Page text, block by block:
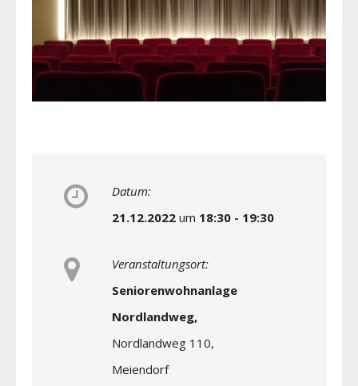
Datum:
21.12.2022 um 18:30 - 19:30
Veranstaltungsort:
Seniorenwohnanlage
Nordlandweg,
Nordlandweg 110,
Meiendorf